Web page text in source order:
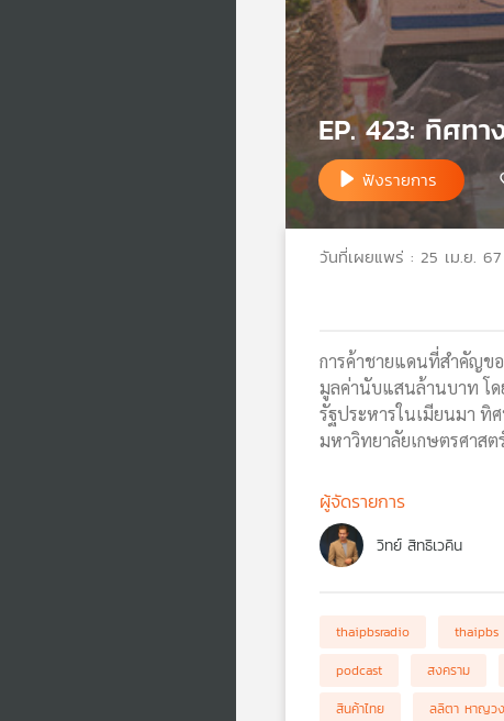
EP. 423: ทิศทา
ฟังรายการ
วันที่เผยแพร่ : 25 เม.ย. 67
การค้าชายแดนที่สำคัญข
มูลค่านับแสนล้านบาท โด
รัฐประหารในเมียนมา ทิ
มหาวิทยาลัยเกษตรศาสต
ผู้จัดรายการ
วิทย์ สิทธิเวคิน
thaipbsradio thaipbs
podcast
สงคราม
สินค้าไทย
ลลิตา หาญว